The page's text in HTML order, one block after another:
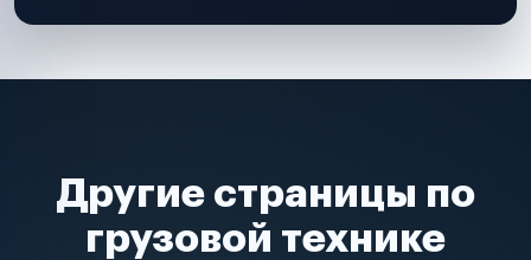
Другие страницы по
грузовой технике